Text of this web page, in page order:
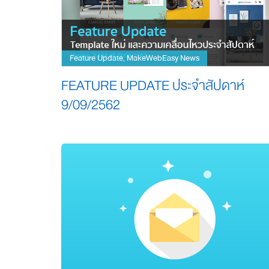
Feature Update,MakeWebEasy News
FEATURE UPDATE ประจำสัปดาห์
9/09/2562